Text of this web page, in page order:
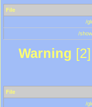
File
/
/
Warning
File
/